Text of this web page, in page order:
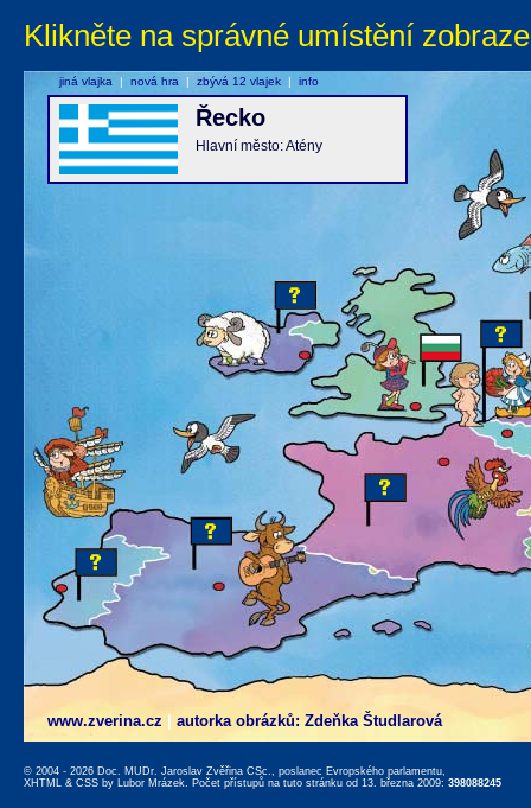
Klikněte na správné umístění
www.zverina.cz autorka obrázků: Zdeňka Študlarová
Řecko
Hlavní město: Atény
jiná vlajka | nová hra | zbývá 12 vlajek | info
© 2004 - 2026 Doc. MUDr. Jaroslav Zvěřina CSc., poslanec Evropského parlamentu,
XHTML & CSS by Lubor Mrázek. Počet přístupů na tuto stránku od 13. března 2009: 398088245